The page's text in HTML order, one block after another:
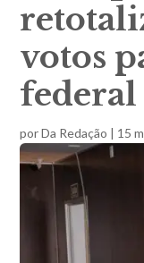
votos
federal
porDa Redação | 15